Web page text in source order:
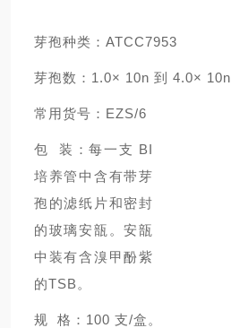
芽孢种类：ATCC7953
芽孢数：1.0× 10n 到 4.0× 10n
常用货号：EZS/6
包 装：每一支 BI
培养管中含有带芽
孢的滤纸片和密封
的玻璃安瓿。安瓿
中装有含溴甲酚紫
的TSB。
规 格：100 支/盒。